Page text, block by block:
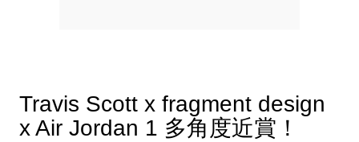
Travis Scott x fragment design
x Air Jordan 1 多角度近賞！